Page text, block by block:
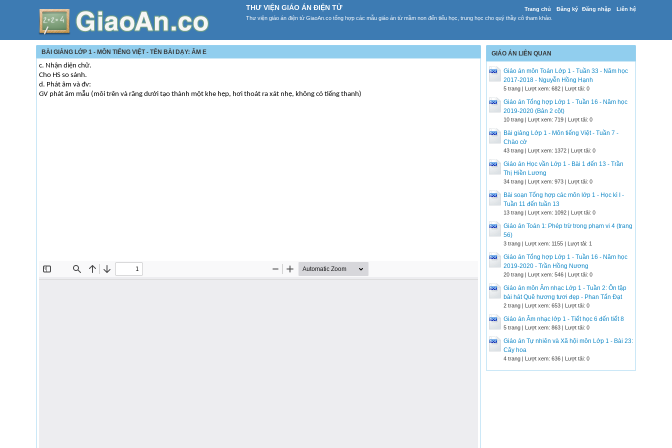
Trang chủ Đăng ký Đăng nhập Liên hệ
THƯ VIỆN GIÁO ÁN ĐIỆN TỬ
Thư viện giáo án điện tử GiaoAn.co tổng hợp các mẫu giáo án từ mầm non đến tiểu học, trung học cho quý thầy cô tham khảo.
BÀI GIẢNG LỚP 1 - MÔN TIẾNG VIỆT - TÊN BÀI DẠY: ÂM E
c. Nhận diện chữ.
Cho HS so sánh.
d. Phát âm và đv:
GV phát âm mẫu (môi trên và răng dưới tạo thành một khe hẹp, hơi thoát ra xát nhẹ, không có tiếng thanh)
GIÁO ÁN LIÊN QUAN
Giáo án môn Toán Lớp 1 - Tuần 33 - Năm học
2017-2018 - Nguyễn Hồng Hạnh
5 trang | Lượt xem: 682 | Lượt tải: 0
Giáo án Tổng hợp Lớp 1 - Tuần 16 - Năm học
2019-2020 (Bản 2 cột)
10 trang | Lượt xem: 719 | Lượt tải: 0
Bài giảng Lớp 1 - Môn tiếng Việt - Tuần 7 -
Chào cờ
43 trang | Lượt xem: 1372 | Lượt tải: 0
Giáo án Học vần Lớp 1 - Bài 1 đến 13 - Trần
Thị Hiền Lương
34 trang | Lượt xem: 973 | Lượt tải: 0
Bài soạn Tổng hợp các môn lớp 1 - Học kì I -
Tuần 11 đến tuần 13
13 trang | Lượt xem: 1092 | Lượt tải: 0
Giáo án Toán 1: Phép trừ trong phạm vi 4 (trang
56)
3 trang | Lượt xem: 1155 | Lượt tải: 1
Giáo án Tổng hợp Lớp 1 - Tuần 16 - Năm học
2019-2020 - Trần Hồng Nương
20 trang | Lượt xem: 546 | Lượt tải: 0
Giáo án môn Âm nhạc Lớp 1 - Tuần 2: Ôn tập
bài hát Quê hương tươi đẹp - Phan Tấn Đạt
2 trang | Lượt xem: 653 | Lượt tải: 0
Giáo án Âm nhạc lớp 1 - Tiết học 6 đến tiết 8
5 trang | Lượt xem: 863 | Lượt tải: 0
Giáo án Tự nhiên và Xã hội môn Lớp 1 - Bài 23:
Cây hoa
4 trang | Lượt xem: 636 | Lượt tải: 0